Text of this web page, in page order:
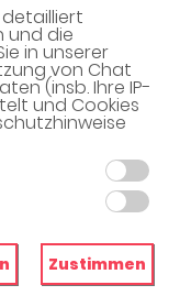
detailliert
und die
in unserer
von Chat
(insb. Ihre IP-
und Cookies
Zustimmen